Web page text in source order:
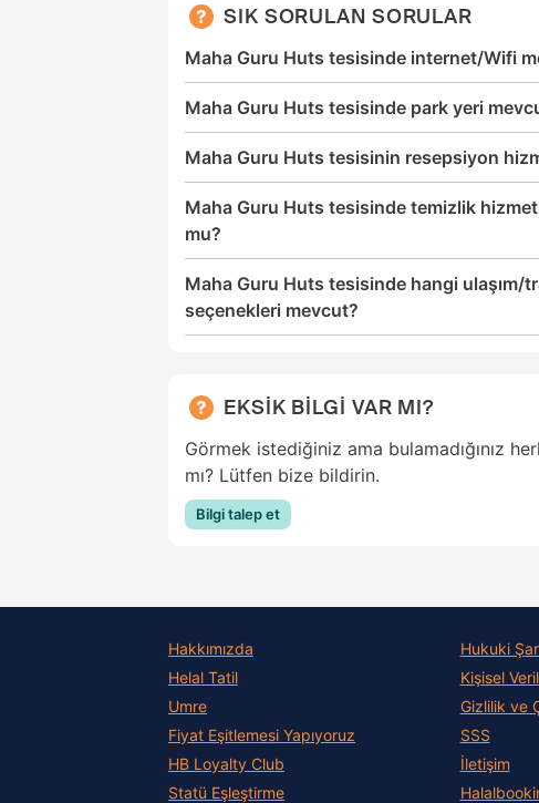
SIK SORULAN SORULAR
Maha Guru Huts tesisinde internet/Wifi
Maha Guru Huts tesisinde park yeri
Maha Guru Huts tesisinin resepsiyon
Maha Guru Huts tesisinde temizlik
mu?
Maha Guru Huts tesisinde hangi ulaşım/
seçenekleri mevcut?
EKSİK BİLGİ VAR MI?
Görmek istediğiniz ama bulamadığınız
mı? Lütfen bize bildirin.
Bilgi talep et
Hakkımızda
Helal Tatil
Umre
Fiyat Eşitlemesi Yapıyoruz
HB Loyalty Club
Statü Eşleştirme
Hukuki
Kişisel
Gizlilik ve
SSS
İletişim